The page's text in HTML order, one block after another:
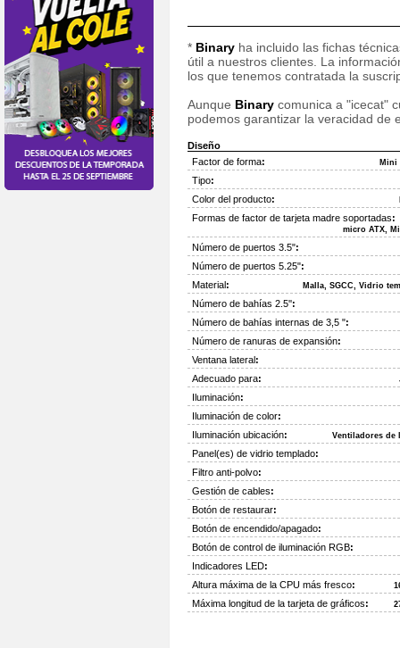
* Binary ha incluido las fichas
útil a nuestros clientes. La
los que tenemos contratada la
Aunque Binary comunica a "icecat"
podemos garantizar la veracidad de
Diseño
Factor de forma: Mini
Tipo:
Color del producto:
Formas de factor de tarjeta madre soportadas:
micro ATX,
Número de puertos 3.5":
Número de puertos 5.25":
Material: Malla, SGCC, Vidrio
Número de bahías 2.5'':
Número de bahías internas de 3,5 ":
Número de ranuras de expansión:
Ventana lateral:
Adecuado para:
Iluminación:
Iluminación de color:
Iluminación ubicación: Ventiladores de
Panel(es) de vidrio templado:
Filtro anti-polvo:
Gestión de cables:
Botón de restaurar:
Botón de encendido/apagado:
Botón de control de iluminación RGB:
Indicadores LED:
Altura máxima de la CPU más fresco:
Máxima longitud de la tarjeta de gráficos: